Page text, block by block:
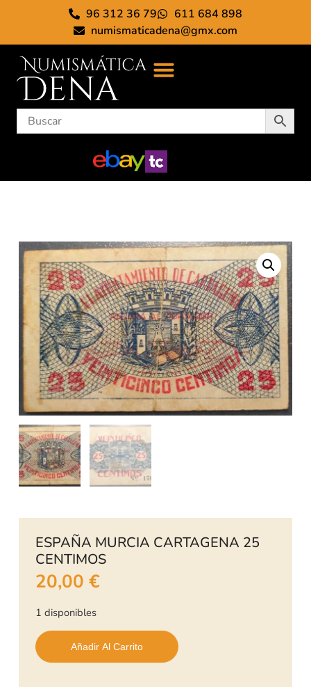
96 312 36 79
611 684 898
numismaticadena@gmx.com
ESPAÑA MURCIA CARTAGENA 25
CENTIMOS
20,00 €
1 disponibles
Añadir Al Carrito